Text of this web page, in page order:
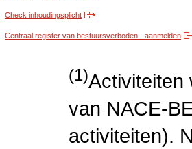
Check inhoudingsplicht
Centraal register van bestuursverboden - aanmelden
(1)Activiteiten
van NACE-
activiteiten).